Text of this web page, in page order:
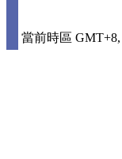
當前時區 GMT+8,